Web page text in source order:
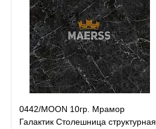
гр.9-11
Длина (Ваш Выбор)
3050mm
0442/MOON 10гр. Мрамор
Галактик Столешница структурная